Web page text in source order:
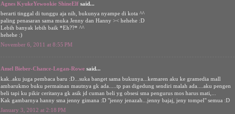
Agnes KyukeYewookie ShineElf said...
berarti tinggal di tunggu aja nih, bukunya nyampe di kota ^^
paling penasaran sama muka Jenny dan Hanny >< hehehe :D
Lebih banyak lebih baik *Eh??* ^^
hehehe :)
November 6, 2011 at 8:55 PM
Amel Bieber-Chance-Logan-Rowe said...
kak..aku juga pembaca baru :D...suka banget sama bukunya...kemaren aku ke gramedia mall
ambarukmo buku permainan mautnya gk ada.....tp pas digedung sendiri malah ada....aku pengen
beli tapi ku pikir ceritanya gk asik jd cuman beli yg obsesi sma pengurus mos harus mati,...
Kak gambarnya hanny sma jenny gimana :D "jenny jenazah...jenny bajaj, jeny tompel" semua :D
January 3, 2012 at 2:18 PM